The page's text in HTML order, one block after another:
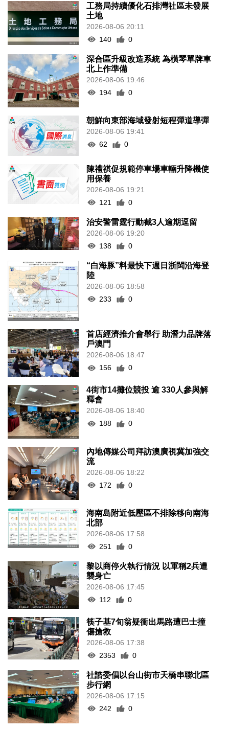
工務局持續優化石排灣社區未發展
土地
2026-08-06 20:11
140
0
深合區升級改造系統 為橫琴單牌車
北上作準備
2026-08-06 19:46
194
0
朝鮮向東部海域發射短程彈道導彈
2026-08-06 19:41
62
0
陳禮祺促規範停車場車輛升降機使
用保養
2026-08-06 19:21
121
0
治安警雷霆行動截3人逾期逗留
2026-08-06 19:20
138
0
“白海豚”料最快下週日浙閩沿海登
陸
2026-08-06 18:58
233
0
首店經濟推介會舉行 助潛力品牌落
戶澳門
2026-08-06 18:47
156
0
4街市14攤位競投 逾 330人參與解
釋會
2026-08-06 18:40
188
0
內地傳媒公司拜訪澳廣視冀加強交
流
2026-08-06 18:22
172
0
海南島附近低壓區不排除移向南海
北部
2026-08-06 17:58
251
0
黎以商停火執行情況 以軍稱2兵遭
襲身亡
2026-08-06 17:45
112
0
筷子基7旬翁疑衝出馬路遭巴士撞
傷搶救
2026-08-06 17:38
2353
0
社諮委倡以台山街市天橋串聯北區
步行網
2026-08-06 17:15
242
0